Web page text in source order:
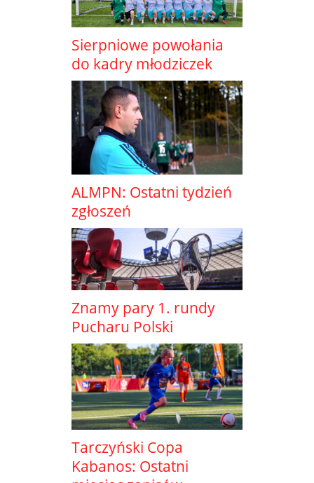
Sierpniowe powołania
do kadry młodziczek
ALMPN: Ostatni tydzień
zgłoszeń
Znamy pary 1. rundy
Pucharu Polski
Tarczyński Copa
Kabanos: Ostatni